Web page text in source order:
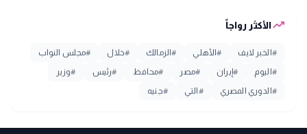
trending_upالأكثر رواجاً
# الخبر لايف #الأهلي #الزمالك #خلال #مجلس النواب
# اليوم # إيران #مصر #محافظ #رئيس #وزير
# الدوري المصري # التي #جنيه